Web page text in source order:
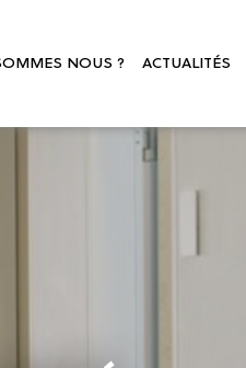
NOUS ? ACTUALITÉS